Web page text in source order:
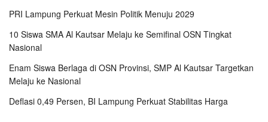
PRI Lampung Perkuat Mesin Politik Menuju 2029
10 Siswa SMA Al Kautsar Melaju ke Semifinal OSN Tingkat
Nasional
Enam Siswa Berlaga di OSN Provinsi, SMP Al Kautsar Targetkan
Melaju ke Nasional
Deflasi 0,49 Persen, BI Lampung Perkuat Stabilitas Harga